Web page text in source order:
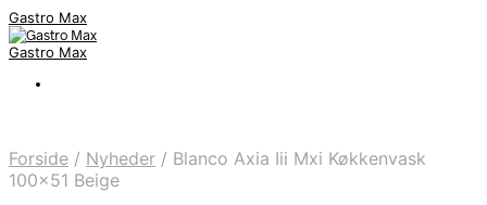
Gastro Max
Gastro Max
Forside / Nyheder / Blanco Axia Iii Mxi Køkkenvask
100×51 Beige